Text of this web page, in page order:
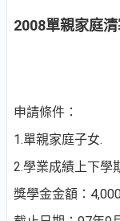
2008單親家庭
申請條件：
1.單親家庭子女.
2.學業成績上下學
獎學金金額：